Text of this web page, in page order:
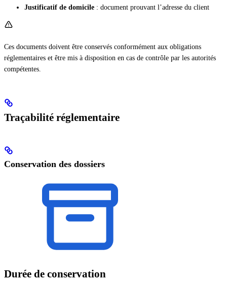
Justificatif de domicile : document prouvant l’adresse du client
Ces documents doivent être conservés conformément aux obligations
réglementaires et être mis à disposition en cas de contrôle par les autorités
compétentes.
Traçabilité réglementaire
Conservation des dossiers
Durée de conservation